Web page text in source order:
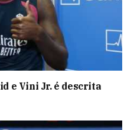
e Vini Jr. é descrita